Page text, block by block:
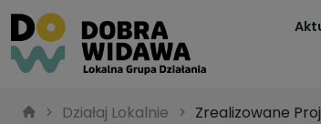
Działaj Lokalnie Zrealizowane